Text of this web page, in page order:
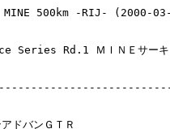
　MINE 500km -RIJ-
Series Rd.1 ＭＩＮＥサー